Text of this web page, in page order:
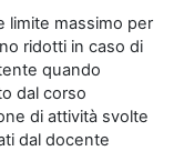
limite massimo per
ridotti in caso di
quando
dal corso
di attività svolte
dal docente